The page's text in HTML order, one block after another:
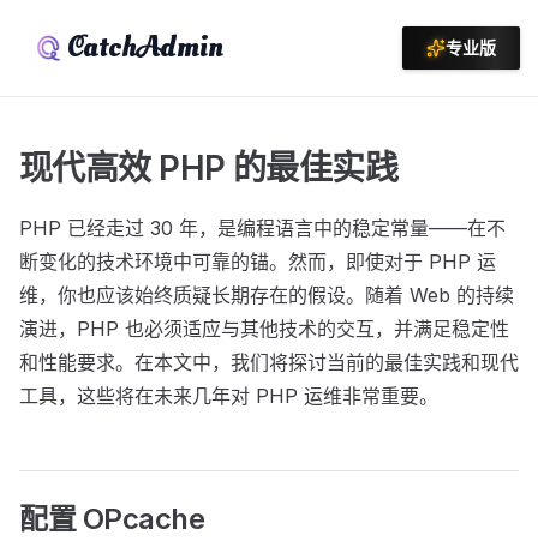
CatchAdmin 专业版
现代高效 PHP 的最佳实践
PHP 已经走过 30 年，是编程语言中的稳定常量——在不
断变化的技术环境中可靠的锚。然而，即使对于 PHP 运
维，你也应该始终质疑长期存在的假设。随着 Web 的持续
演进，PHP 也必须适应与其他技术的交互，并满足稳定性
和性能要求。在本文中，我们将探讨当前的最佳实践和现代
工具，这些将在未来几年对 PHP 运维非常重要。
配置 OPcache